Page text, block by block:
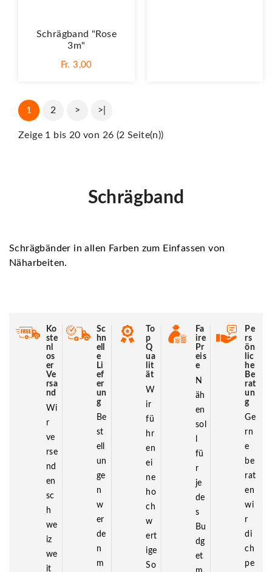
Schrägband "Rose
3m"
Fr. 3,00
1 2 > >|
Zeige 1 bis 20 von 26 (2 Seite(n))
Schrägband
Schrägbänder in allen Farben zum Einfassen von
Näharbeiten.
Ko
ste
nl
os
er
Ve
rsa
nd
Wi
r
ve
rse
nd
en
sc
h
we
iz
we
it
Sc
hn
ell
e
Li
ef
er
un
g
Be
st
ell
un
ge
n
w
er
de
n
m
To
p
Q
ua
lit
ät
W
ir
fü
hr
en
ei
ne
ho
ch
w
ert
ige
So
Fa
ire
Pr
eis
e
N
äh
en
sol
fü
r
je
de
s
Bu
dg
et
Pe
rs
ön
lic
he
Be
rat
un
g
Ge
rn
e
be
rat
en
wi
r
di
ch
pe